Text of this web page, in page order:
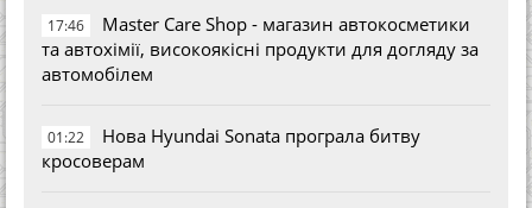
17:46
Master Care Shop - магазин автокосметики
та автохімії, високоякісні продукти для догляду за
автомобілем
01:22
Нова Hyundai Sonata програла битву
кросоверам